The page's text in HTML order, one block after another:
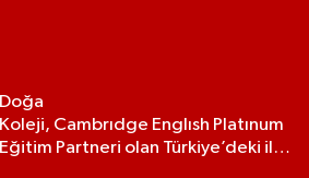
Doğa
Koleji, Cambrıdge Englısh Platınum
Eğitim Partneri olan Türkiye’deki ilk